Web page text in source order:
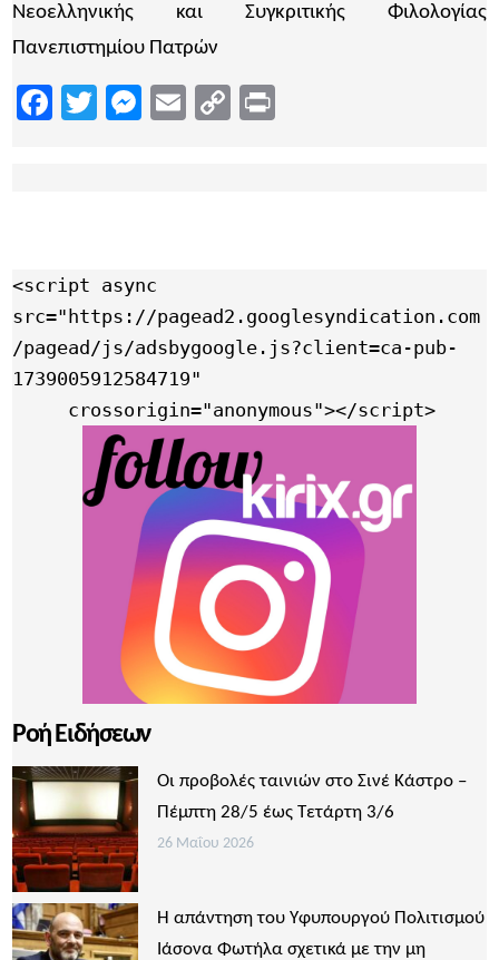
Νεοελληνικής και Συγκριτικής Φιλολογίας
Πανεπιστημίου Πατρών
Facebook
TwitterMessenger
EmailCopy
<script async
src="https://pagead2.googlesyndication.com
/pagead/js/adsbygoogle.js?client=ca-pub-
1739005912584719"
     crossorigin="anonymous"></script>
Ροή Ειδήσεων
Οι προβολές ταινιών στο Σινέ Κάστρο –
Πέμπτη 28/5 έως Τετάρτη 3/6
26 Μαΐου 2026
Η απάντηση του Υφυπουργού Πολιτισμού
Ιάσονα Φωτήλα σχετικά με την μη